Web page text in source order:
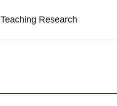
Teaching Research